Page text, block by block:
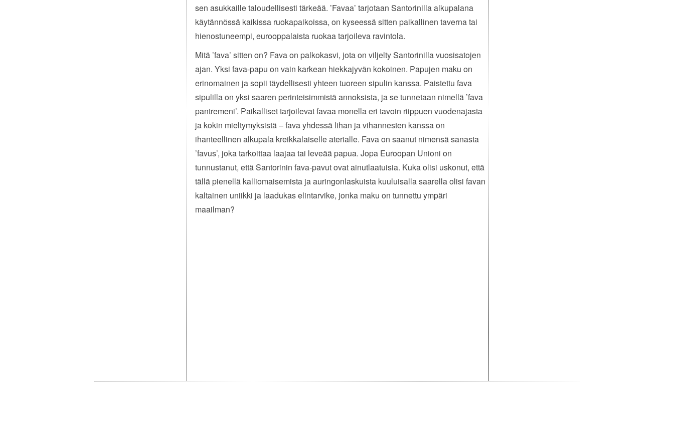
sen asukkaille taloudellisesti tärkeää. ’Favaa’ tarjotaan Santorinilla alkupalana
käytännössä kaikissa ruokapaikoissa, on kyseessä sitten paikallinen taverna tai
hienostuneempi, eurooppalaista ruokaa tarjoileva ravintola.
Mitä ’fava’ sitten on? Fava on palkokasvi, jota on viljelty Santorinilla vuosisatojen
ajan. Yksi fava-papu on vain karkean hiekkajyvän kokoinen. Papujen maku on
erinomainen ja sopii täydellisesti yhteen tuoreen sipulin kanssa. Paistettu fava
sipulilla on yksi saaren perinteisimmistä annoksista, ja se tunnetaan nimellä ’fava
pantremeni’. Paikalliset tarjoilevat favaa monella eri tavoin riippuen vuodenajasta
ja kokin mieltymyksistä – fava yhdessä lihan ja vihannesten kanssa on
ihanteellinen alkupala kreikkalaiselle aterialle. Fava on saanut nimensä sanasta
’favus’, joka tarkoittaa laajaa tai leveää papua. Jopa Euroopan Unioni on
tunnustanut, että Santorinin fava-pavut ovat ainutlaatuisia. Kuka olisi uskonut, että
tällä pienellä kalliomaisemista ja auringonlaskuista kuuluisalla saarella olisi favan
kaltainen uniikki ja laadukas elintarvike, jonka maku on tunnettu ympäri
maailman?